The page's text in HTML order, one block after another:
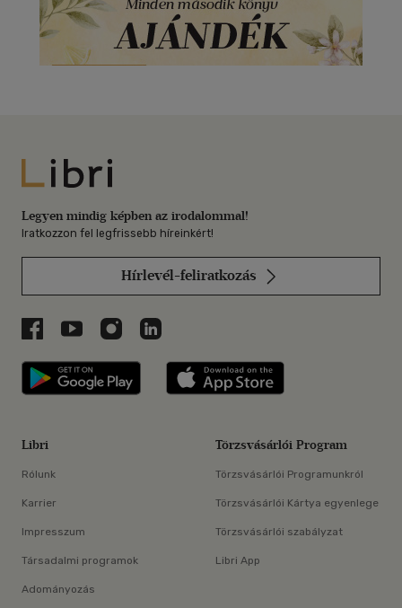
Libri
Legyen mindig képben az irodalommal!
Iratkozzon fel legfrissebb híreinkért!
Hírlevél-feliratkozás
Libri a Facebookon
Libri a Youtube-on
Libri az Instagramon
Libri a LinkedInen
Libri applikáció Szerezd meg: Google
Libri
Rólunk
Karrier
Impresszum
Társadalmi programok
Adományozás
Törzsvásárlói Program
Törzsvásárlói Programunkról
Törzsvásárlói Kártya egyenlege
Törzsvásárlói szabályzat
Libri App